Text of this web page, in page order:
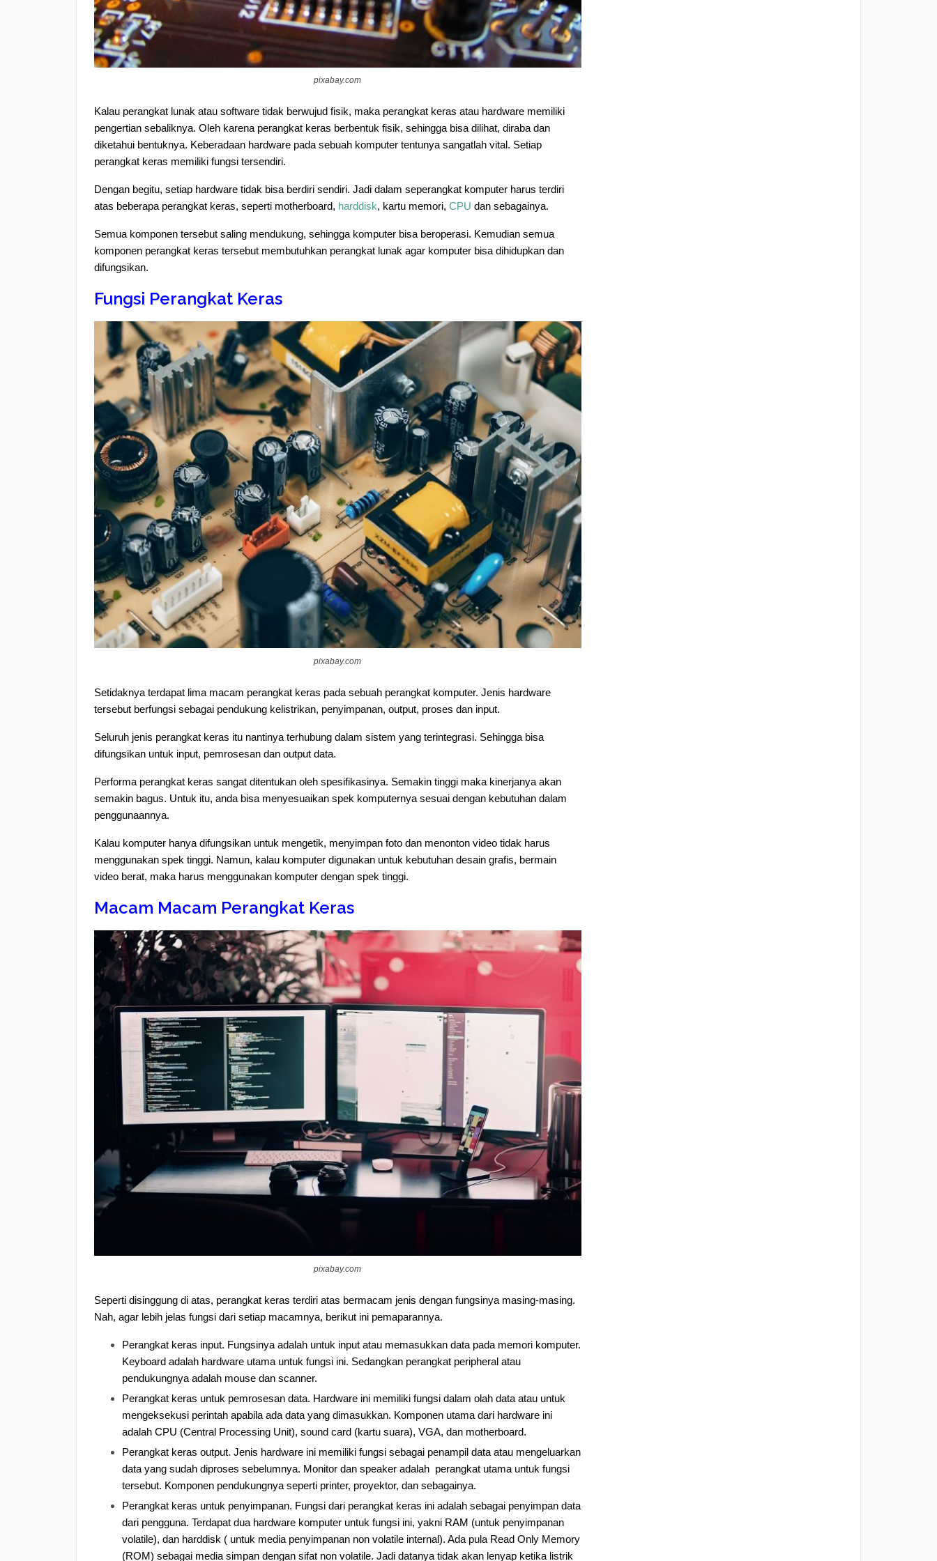
pixabay.com
Kalau perangkat lunak atau software tidak berwujud fisik, maka perangkat keras atau hardware memiliki
pengertian sebaliknya. Oleh karena perangkat keras berbentuk fisik, sehingga bisa dilihat, diraba dan
diketahui bentuknya. Keberadaan hardware pada sebuah komputer tentunya sangatlah vital. Setiap
perangkat keras memiliki fungsi tersendiri.
Dengan begitu, setiap hardware tidak bisa berdiri sendiri. Jadi dalam seperangkat komputer harus terdiri
atas beberapa perangkat keras, seperti motherboard, harddisk, kartu memori, CPU dan sebagainya.
Semua komponen tersebut saling mendukung, sehingga komputer bisa beroperasi. Kemudian semua
komponen perangkat keras tersebut membutuhkan perangkat lunak agar komputer bisa dihidupkan dan
difungsikan.
Fungsi Perangkat Keras
pixabay.com
Setidaknya terdapat lima macam perangkat keras pada sebuah perangkat komputer. Jenis hardware
tersebut berfungsi sebagai pendukung kelistrikan, penyimpanan, output, proses dan input.
Seluruh jenis perangkat keras itu nantinya terhubung dalam sistem yang terintegrasi. Sehingga bisa
difungsikan untuk input, pemrosesan dan output data.
Performa perangkat keras sangat ditentukan oleh spesifikasinya. Semakin tinggi maka kinerjanya akan
semakin bagus. Untuk itu, anda bisa menyesuaikan spek komputernya sesuai dengan kebutuhan dalam
penggunaannya.
Kalau komputer hanya difungsikan untuk mengetik, menyimpan foto dan menonton video tidak harus
menggunakan spek tinggi. Namun, kalau komputer digunakan untuk kebutuhan desain grafis, bermain
video berat, maka harus menggunakan komputer dengan spek tinggi.
Macam Macam Perangkat Keras
pixabay.com
Seperti disinggung di atas, perangkat keras terdiri atas bermacam jenis dengan fungsinya masing-masing.
Nah, agar lebih jelas fungsi dari setiap macamnya, berikut ini pemaparannya.
Perangkat keras input. Fungsinya adalah untuk input atau memasukkan data pada memori komputer.
Keyboard adalah hardware utama untuk fungsi ini. Sedangkan perangkat peripheral atau
pendukungnya adalah mouse dan scanner.
Perangkat keras untuk pemrosesan data. Hardware ini memiliki fungsi dalam olah data atau untuk
mengeksekusi perintah apabila ada data yang dimasukkan. Komponen utama dari hardware ini
adalah CPU (Central Processing Unit), sound card (kartu suara), VGA, dan motherboard.
Perangkat keras output. Jenis hardware ini memiliki fungsi sebagai penampil data atau mengeluarkan
data yang sudah diproses sebelumnya. Monitor dan speaker adalah perangkat utama untuk fungsi
tersebut. Komponen pendukungnya seperti printer, proyektor, dan sebagainya.
Perangkat keras untuk penyimpanan. Fungsi dari perangkat keras ini adalah sebagai penyimpan data
dari pengguna. Terdapat dua hardware komputer untuk fungsi ini, yakni RAM (untuk penyimpanan
volatile), dan harddisk ( untuk media penyimpanan non volatile internal). Ada pula Read Only Memory
(ROM) sebagai media simpan dengan sifat non volatile. Jadi datanya tidak akan lenyap ketika listrik